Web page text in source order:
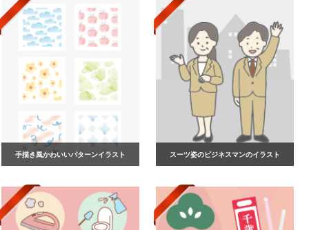
手描き風かわいいパターンイラスト スーツ姿のビジネスマンのイラスト